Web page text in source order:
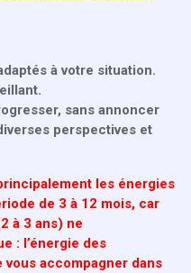
à votre situation.
sans annoncer
perspectives et
les énergies
de 3 à 12 mois, car
à 3 ans) ne
: l’énergie des
accompagner dans